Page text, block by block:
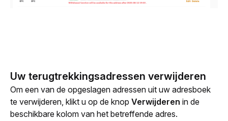
Uw terugtrekkingsadressen verwijderen
Om een van de opgeslagen adressen uit uw adresboek
te verwijderen, klikt u op de knop Verwijderen in de
beschikbare kolom van het betreffende adres.